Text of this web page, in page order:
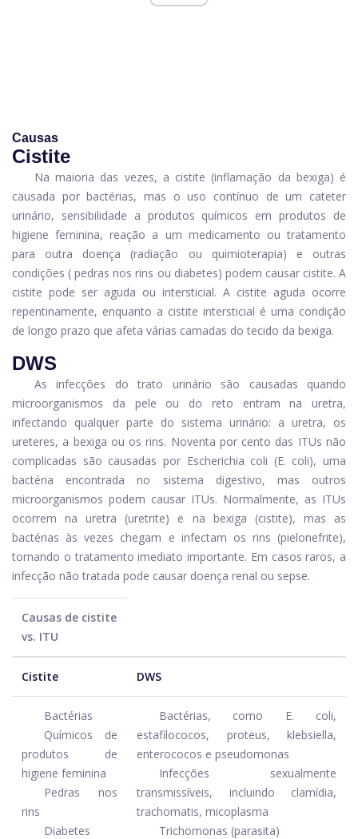
Causas
Cistite
Na maioria das vezes, a cistite (inflamação da bexiga) é
causada por bactérias, mas o uso contínuo de um cateter
urinário, sensibilidade a produtos químicos em produtos de
higiene feminina, reação a um medicamento ou tratamento
para outra doença (radiação ou quimioterapia) e outras
condições ( pedras nos rins ou diabetes) podem causar cistite. A
cistite pode ser aguda ou intersticial. A cistite aguda ocorre
repentinamente, enquanto a cistite intersticial é uma condição
de longo prazo que afeta várias camadas do tecido da bexiga.
DWS
As infecções do trato urinário são causadas quando
microorganismos da pele ou do reto entram na uretra,
infectando qualquer parte do sistema urinário: a uretra, os
ureteres, a bexiga ou os rins. Noventa por cento das ITUs não
complicadas são causadas por Escherichia coli (E. coli), uma
bactéria encontrada no sistema digestivo, mas outros
microorganismos podem causar ITUs. Normalmente, as ITUs
ocorrem na uretra (uretrite) e na bexiga (cistite), mas as
bactérias às vezes chegam e infectam os rins (pielonefrite),
tornando o tratamento imediato importante. Em casos raros, a
infecção não tratada pode causar doença renal ou sepse.
Causas de cistite
vs. ITU
Cistite DWS
Bactérias
Químicos de
produtos de
higiene feminina
Pedras nos
rins
Diabetes
Bactérias, como E. coli,
estafilococos, proteus, klebsiella,
enterococos e pseudomonas
Infecções sexualmente
transmissíveis, incluindo clamídia,
trachomatis, micoplasma
Trichomonas (parasita)